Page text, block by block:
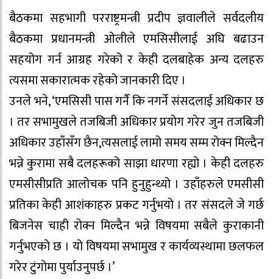
बैठकमा सहभागी परराष्ट्रमन्त्री प्रदीप ज्ञवालीले सर्वदलीय
बैठकमा प्रधानमन्त्री ओलीले एमसिसीलाई अघि बढाउन
सहयोग गर्न आग्रह गरेको र केही दलबाहेक अन्य दलहरु
त्यसमा सकारात्मक रहेको जानकारी दिए ।
उनले भने, ‘एमसिसी पास गर्नै कि नगर्ने संसदलाई अधिकार छ
। तर सभामुखले तजबिजी अधिकार प्रयोग गरेर जुन तजबिजी
अधिकार उहाँसँग छैन,त्यसलाई लामो समय सम्म रोक्न मिल्दैन
भन्ने कुरामा सबै दलहरूको साझा धारणा रह्यो । केही दलहरु
एमसीसीप्रति आलोचक पनि हुनुहुन्थ्यो । उहाँहरुले एमसीसी
प्रतिका केही आशंकाहरु प्रकट गर्नुभयो । तर संसदले जे गर्छ
बिजनेस चाही रोक्न मिल्दैन भन्ने विषयमा सबैले कुराकानी
गर्नुभएको छ । यो विषयमा सभामुख र कार्यव्यस्थामा छलफल
गरेर टुंगोमा पुर्याउनुपर्छ ।’